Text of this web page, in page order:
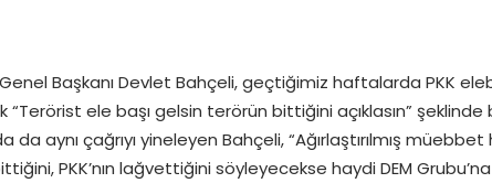
Genel Başkanı Devlet Bahçeli, geçtiğimiz haftalarda PKK
“Terörist ele başı gelsin terörün bittiğini açıklasın” şeklinde
da aynı çağrıyı yineleyen Bahçeli, “Ağırlaştırılmış müebbet
PKK’nın lağvettiğini söyleyecekse haydi DEM Grubu’na